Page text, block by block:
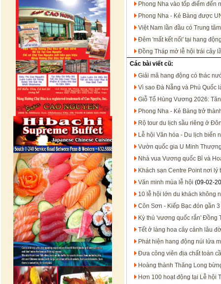
Phong Nha vào tốp điểm đến
Phong Nha - Kẻ Bàng được
Việt Nam lần đầu có Trung
Đêm 'mất kết nối' tại hang
Đồng Tháp mở lễ hội trái cây
Các bài viết cũ:
Giải mã hang động có thác
Vì sao Đà Nẵng và Phú Quốc
Giỗ Tổ Hùng Vương 2026:
Phong Nha - Kẻ Bàng trở
Rộ tour du lịch sầu riêng ở
Lễ hội Văn hóa - Du lịch biển
Vườn quốc gia U Minh
Nhà vua Vương quốc Bỉ và
Khách sạn Centre Point nơi
Văn minh mùa lễ hội (09-02-
10 lễ hội lớn du khách không
Côn Sơn - Kiếp Bạc đón gần
Kỳ thú 'vương quốc rắn' Đồng
Tết ở làng hoa cây cảnh lâu
Phát hiện hang động núi lửa
Đưa công viên địa chất toàn
Hoàng thành Thăng Long
Hơn 100 hoạt động tại Lễ hội